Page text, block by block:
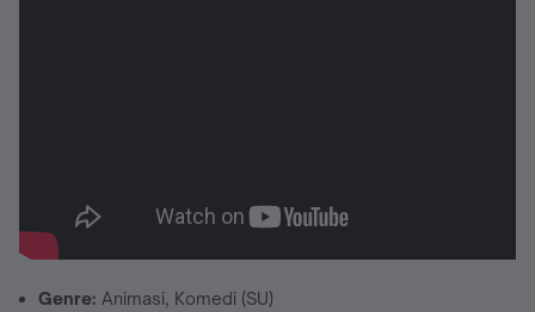
Genre: Animasi, Komedi (SU)